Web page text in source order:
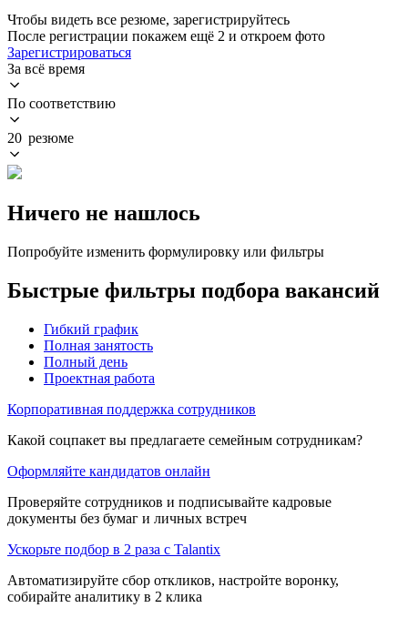
Чтобы видеть все резюме, зарегистрируйтесь
После регистрации покажем ещё 2 и откроем фото
Зарегистрироваться
За всё время
По соответствию
20 резюме
Ничего не нашлось
Попробуйте изменить формулировку или фильтры
Быстрые фильтры подбора вакансий
Гибкий график
Полная занятость
Полный день
Проектная работа
Корпоративная поддержка сотрудников
Какой соцпакет вы предлагаете семейным сотрудникам?
Оформляйте кандидатов онлайн
Проверяйте сотрудников и подписывайте кадровые
документы без бумаг и личных встреч
Ускорьте подбор в 2 раза с Talantix
Автоматизируйте сбор откликов, настройте воронку,
собирайте аналитику в 2 клика